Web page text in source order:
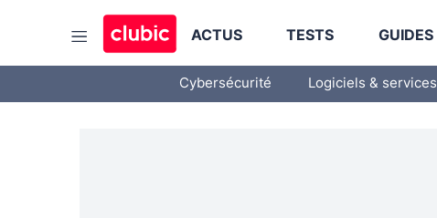
ACTUS TESTS GUIDES
Cybersécurité Logiciels & services